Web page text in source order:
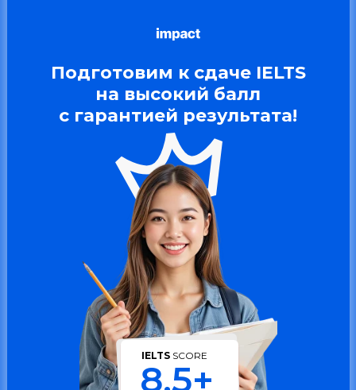
Подготовим к сдаче IELTS
на высокий балл
с гарантией результата!
IELTS SCORE
8.5+